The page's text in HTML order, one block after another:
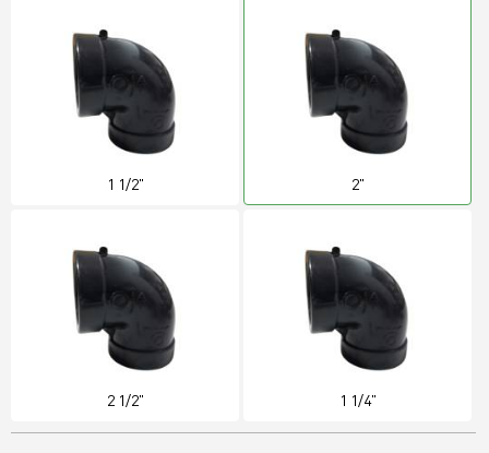
1 1/2" 2"
2 1/2" 1 1/4"